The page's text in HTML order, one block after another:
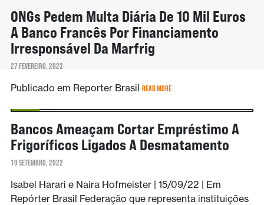
ONGs Pedem Multa Diária De 10 Mil Euros
A Banco Francês Por Financiamento
Irresponsável Da Marfrig
27 FEVEREIRO, 2023
Publicado em Reporter Brasil READ MORE
Bancos Ameaçam Cortar Empréstimo A
Frigoríficos Ligados A Desmatamento
19 SETEMBRO, 2022
Isabel Harari e Naira Hofmeister | 15/09/22 | Em
Repórter Brasil Federação que representa instituições